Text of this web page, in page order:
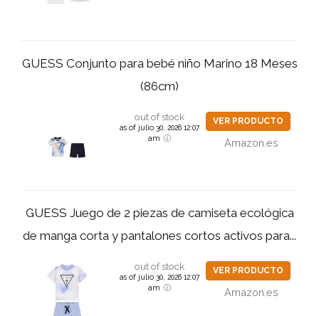
GUESS Conjunto para bebé niño Marino 18 Meses
(86cm)
out of stock
as of julio 30, 2026 12:07
am
VER PRODUCTO
Amazon.es
GUESS Juego de 2 piezas de camiseta ecológica
de manga corta y pantalones cortos activos para...
out of stock
as of julio 30, 2026 12:07
am
VER PRODUCTO
Amazon.es